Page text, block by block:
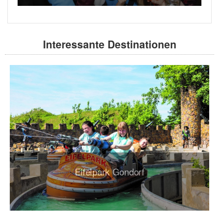
Interessante Destinationen
Eifelpark Gondorf